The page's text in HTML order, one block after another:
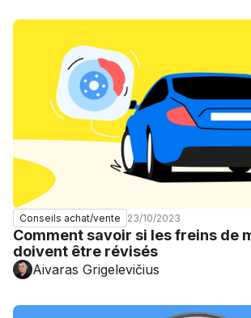
Conseils achat/vente 23/10/2023
Comment savoir si les freins de
doivent être révisés
Aivaras Grigelevičius